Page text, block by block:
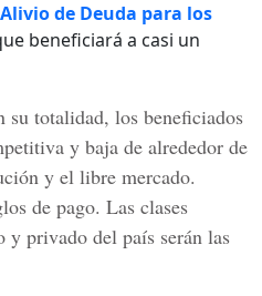
de Deuda para los
beneficiará a casi un
su totalidad, los beneficiados
y baja de alrededor de
y el libre mercado.
de pago. Las clases
y privado del país serán las